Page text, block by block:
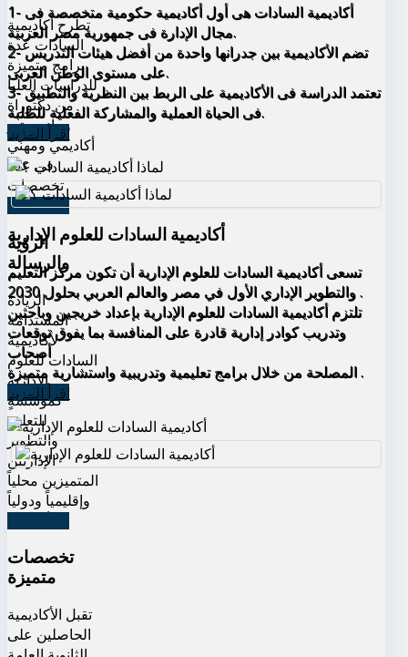
1- أكاديمية السادات هى أول أكاديمية حكومية متخصصة فى
مجال الإدارة فى جمهورية مصر العربية.
2- تضم الأكاديمية بين جدرانها واحدة من أفضل هيئات التدريس
على مستوى الوطن العربى.
3- تعتمد الدراسة فى الأكاديمية على الربط بين النظرية والتطبيق
فى الحياة العملية والمشاركة الفعلية للطلبة.
اقرأ المزيد
أكاديمية السادات للعلوم الإدارية
تسعى أكاديمية السادات للعلوم الإدارية أن تكون مركز التعليم
والتطوير الإداري الأول في مصر والعالم العربي بحلول 2030 .
تلتزم أكاديمية السادات للعلوم الإدارية بإعداد خريجين وباحثين
وتدريب كوادر إدارية قادرة على المنافسة بما يفوق توقعات
أصحاب
المصلحة من خلال برامج تعليمية وتدريبية واستشارية متميزة .
اقرأ المزيد
تطرح أكاديمية
السادات عدة
برامج متميزة
للدراسات العليا
من دكتوراة
وماجيستير
أكاديمي ومهني
في عدة
تخصصات
اقرأ المزيد
الرؤية
والرسالة
الريادة
المستدامة
لأكاديمية
السادات للعلوم
الإدارية
كمؤسسةٍ
للتعليم
والتطوير
الإداريين
المتميزين محلياً
وإقليمياً ودولياً
تخصصات
متميزة
تقبل الأكاديمية
الحاصلين على